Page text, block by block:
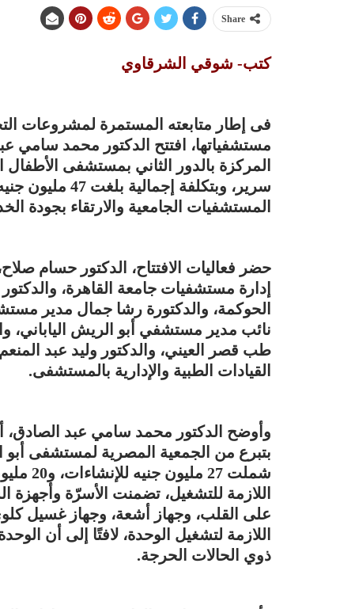
Share
كتب- شوقي الشرقاوي
فى إطار متابعته المستمرة لمشروعات
مستشفياتها، افتتح الدكتور محمد سامي
سرير، وبتكلفة
المستشفيات الجامعية والارتقاء بجودة
حضر فعاليات الافتتاح، الدكتور حسام
إدارة مستشفيات جامعة القاهرة،
الحوكمة، والدكتورة رشا جمال مدير
نائب مدير مستشفي أبو الريش الياباني،
طب قصر العيني، والدكتور وليد عبد
القيادات الطبية والإدارية بالمستشفى.
وأوضح الدكتور محمد سامي عبد الصادق،
شملت
اللازمة للتشغيل، تضمنت الأسرّة
على القلب، وجهاز أشعة، وجهاز غسيل
اللازمة لتشغيل الوحدة، لافتًا إلى أن
ذوي الحالات الحرجة.